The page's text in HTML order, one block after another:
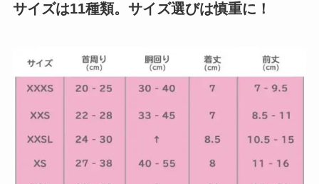
サイズは11種類。サイズ選びは慎重に！